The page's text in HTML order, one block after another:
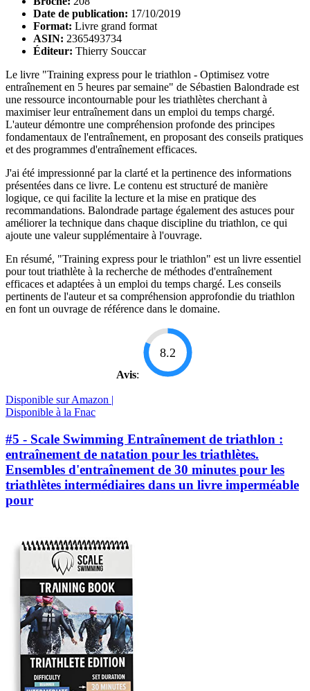
Date de publication: 17/10/2019
Format: Livre grand format
ASIN: 2365493734
Éditeur: Thierry Souccar
Le livre "Training express pour le triathlon - Optimisez votre
entraînement en 5 heures par semaine" de Sébastien Balondrade est
une ressource incontournable pour les triathlètes cherchant à
maximiser leur entraînement dans un emploi du temps chargé.
L'auteur démontre une compréhension profonde des principes
fondamentaux de l'entraînement, en proposant des conseils pratiques
et des programmes d'entraînement efficaces.
J'ai été impressionné par la clarté et la pertinence des informations
présentées dans ce livre. Le contenu est structuré de manière
logique, ce qui facilite la lecture et la mise en pratique des
recommandations. Balondrade partage également des astuces pour
améliorer la technique dans chaque discipline du triathlon, ce qui
ajoute une valeur supplémentaire à l'ouvrage.
En résumé, "Training express pour le triathlon" est un livre essentiel
pour tout triathlète à la recherche de méthodes d'entraînement
efficaces et adaptées à un emploi du temps chargé. Les conseils
pertinents de l'auteur et sa compréhension approfondie du triathlon
en font un ouvrage de référence dans le domaine.
Avis:
8.2
Disponible sur Amazon |
Disponible à la Fnac
#5 - Scale Swimming Entraînement de triathlon :
entraînement de natation pour les triathlètes.
Ensembles d'entraînement de 30 minutes pour les
triathlètes intermédiaires dans un livre imperméable
pour